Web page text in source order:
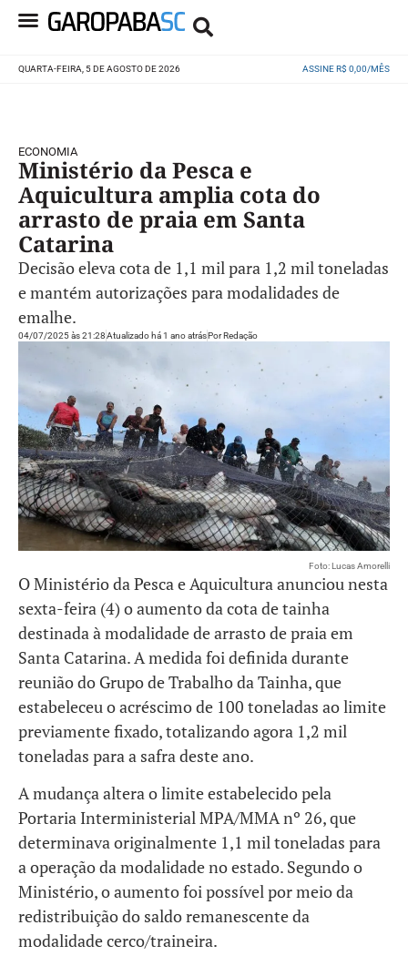
QUARTA-FEIRA, 5 DE AGOSTO DE 2026 ASSINE R$ 0,00/MÊS
ECONOMIA
Ministério da Pesca e
Aquicultura amplia cota do
arrasto de praia em Santa
Catarina
Decisão eleva cota de 1,1 mil para 1,2 mil toneladas
e mantém autorizações para modalidades de
emalhe.
04/07/2025 às 21:28Atualizado há 1 ano atrásPorRedação
Foto: Lucas Amorelli
O Ministério da Pesca e Aquicultura anunciou nesta
sexta-feira (4) o aumento da cota de tainha
destinada à modalidade de arrasto de praia em
Santa Catarina. A medida foi definida durante
reunião do Grupo de Trabalho da Tainha, que
estabeleceu o acréscimo de 100 toneladas ao limite
previamente fixado, totalizando agora 1,2 mil
toneladas para a safra deste ano.
A mudança altera o limite estabelecido pela
Portaria Interministerial MPA/MMA nº 26, que
determinava originalmente 1,1 mil toneladas para
a operação da modalidade no estado. Segundo o
Ministério, o aumento foi possível por meio da
redistribuição do saldo remanescente da
modalidade cerco/traineira.